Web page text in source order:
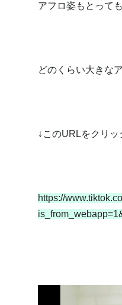
アフロ姿もとって
どのくらい大きな
↓このURLをクリッ
https://